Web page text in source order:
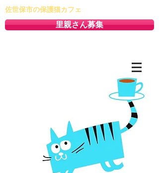
佐世保市の保護猫カフェ
里親さん募集